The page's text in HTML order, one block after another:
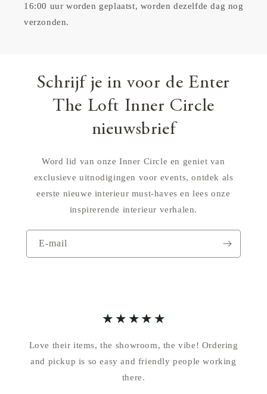
16:00 uur worden geplaatst, worden dezelfde dag nog
verzonden.
Schrijf je in voor de Enter
The Loft Inner Circle
nieuwsbrief
Word lid van onze Inner Circle en geniet van
exclusieve uitnodigingen voor events, ontdek als
eerste nieuwe interieur must-haves en lees onze
inspirerende interieur verhalen.
E‑mail
Love their items, the showroom, the vibe! Ordering
and pickup is so easy and friendly people working
there.